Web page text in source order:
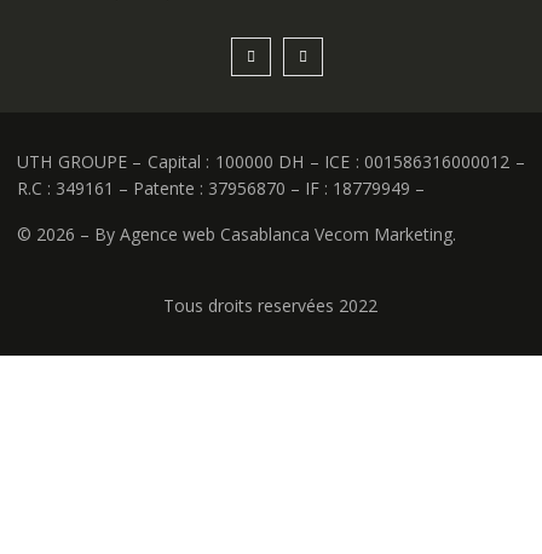
UTH GROUPE – Capital : 100000 DH – ICE : 001586316000012 –
R.C : 349161 – Patente : 37956870 – IF : 18779949 –
© 2026 – By Agence web Casablanca Vecom Marketing.
Tous droits reservées 2022